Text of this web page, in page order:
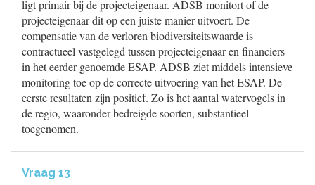
ligt primair bij de projecteigenaar. ADSB monitort of de
projecteigenaar dit op een juiste manier uitvoert. De
compensatie van de verloren biodiversiteitswaarde is
contractueel vastgelegd tussen projecteigenaar en financiers
in het eerder genoemde ESAP. ADSB ziet middels intensieve
monitoring toe op de correcte uitvoering van het ESAP. De
eerste resultaten zijn positief. Zo is het aantal watervogels in
de regio, waaronder bedreigde soorten, substantieel
toegenomen.
Vraag 13